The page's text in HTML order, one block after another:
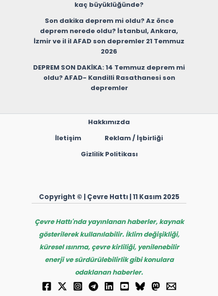
kaç büyüklüğünde?
Son dakika deprem mi oldu? Az önce
deprem nerede oldu? İstanbul, Ankara,
İzmir ve il il AFAD son depremler 21 Temmuz
2026
DEPREM SON DAKİKA: 14 Temmuz deprem mi
oldu? AFAD- Kandilli Rasathanesi son
depremler
Hakkımızda
İletişim
Reklam / İşbirliği
Gizlilik Politikası
Copyright © | Çevre Hattı | 11 Kasım 2025
Çevre Hattı'nda yayınlanan haberler, kaynak
gösterilerek kullanılabilir. İklim değişikliği,
küresel ısınma, çevre kirliliği, yenilenebilir
enerji ve sürdürülebilirlik gibi konulara
odaklanan haberler.